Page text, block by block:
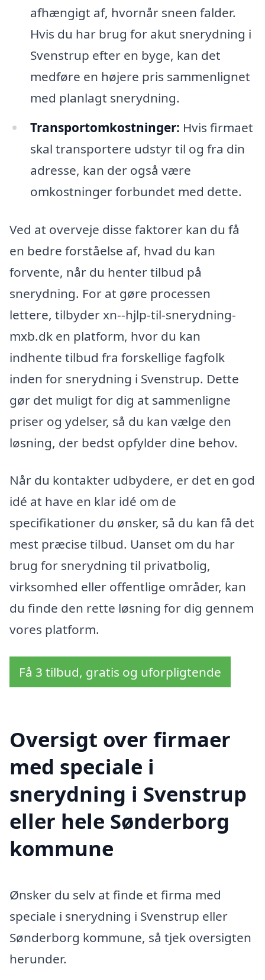
afhængigt af, hvornår sneen falder.
Hvis du har brug for akut snerydning i
Svenstrup efter en byge, kan det
medføre en højere pris sammenlignet
med planlagt snerydning.
Transportomkostninger: Hvis firmaet
skal transportere udstyr til og fra din
adresse, kan der også være
omkostninger forbundet med dette.
Ved at overveje disse faktorer kan du få
en bedre forståelse af, hvad du kan
forvente, når du henter tilbud på
snerydning. For at gøre processen
lettere, tilbyder xn--hjlp-til-snerydning-
mxb.dk en platform, hvor du kan
indhente tilbud fra forskellige fagfolk
inden for snerydning i Svenstrup. Dette
gør det muligt for dig at sammenligne
priser og ydelser, så du kan vælge den
løsning, der bedst opfylder dine behov.
Når du kontakter udbydere, er det en god
idé at have en klar idé om de
specifikationer du ønsker, så du kan få det
mest præcise tilbud. Uanset om du har
brug for snerydning til privatbolig,
virksomhed eller offentlige områder, kan
du finde den rette løsning for dig gennem
vores platform.
Få 3 tilbud, gratis og uforpligtende
Oversigt over firmaer
med speciale i
snerydning i Svenstrup
eller hele Sønderborg
kommune
Ønsker du selv at finde et firma med
speciale i snerydning i Svenstrup eller
Sønderborg kommune, så tjek oversigten
herunder.